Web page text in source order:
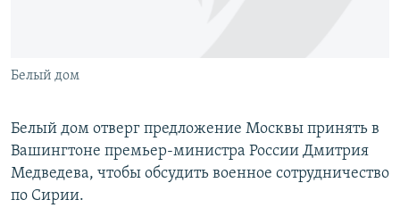
ELIFBE
Все сайты RFE/RL
Белый дом
Белый дом отверг предложение Москвы принять в
Вашингтоне премьер-министра России Дмитрия
Медведева, чтобы обсудить военное сотрудничество
по Сирии.